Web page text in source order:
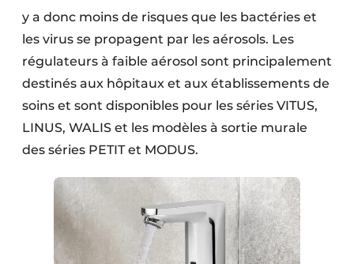
y a donc moins de risques que les bactéries et
les virus se propagent par les aérosols. Les
régulateurs à faible aérosol sont principalement
destinés aux hôpitaux et aux établissements de
soins et sont disponibles pour les séries VITUS,
LINUS, WALIS et les modèles à sortie murale
des séries PETIT et MODUS.